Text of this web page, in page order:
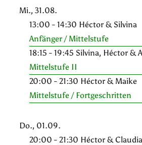
Mi., 31.08.
13:00 - 14:30 Héctor & Silvina
Anfänger / Mittelstufe
18:15 - 19:45 Silvina, Héctor &
Mittelstufe II
20:00 - 21:30 Héctor & Maike
Mittelstufe / Fortgeschritten
Do., 01.09.
20:00 - 21:30 Héctor & Claudia